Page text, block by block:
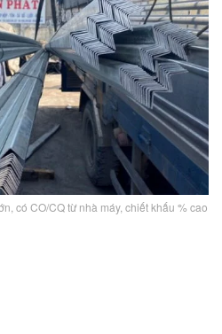
có CO/CQ từ nhà máy, chiết khấu % cao